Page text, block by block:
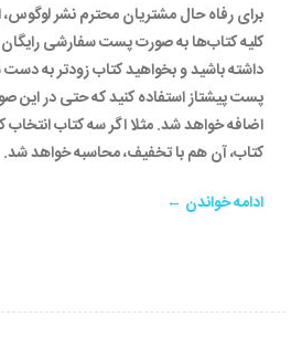
برای رفاه حال مشتریان محترم نشر لوگوس،
کلیه کتاب‌ها به صورت پست سفارشی رایگان
داشته باشید و بخواهید کتاب زودتر به دست
پست پیشتاز استفاده کنید که حتی در این
اضافه خواهد شد. مثلا اگر سه کتاب انتخاب
کتاب، آن هم با تخفیف، محاسبه خواهد شد.
ادامه خواندن ←